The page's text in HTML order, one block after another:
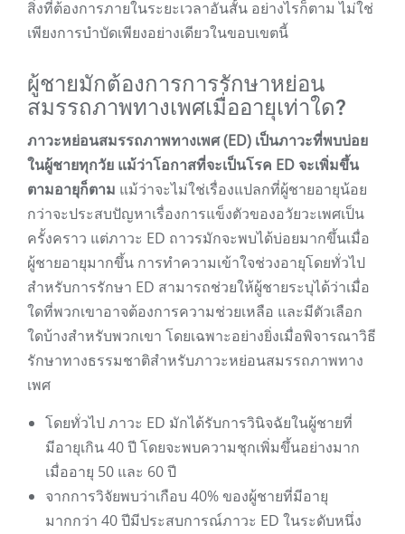
สิ่งที่ต้องการภายในระยะเวลาอันสั้น อย่างไรก็ตาม ไม่ใช่
เพียงการบำบัดเพียงอย่างเดียวในขอบเขตนี้
ผู้ชายมักต้องการการรักษาหย่อน
สมรรถภาพทางเพศเมื่ออายุเท่าใด?
ภาวะหย่อนสมรรถภาพทางเพศ (ED) เป็นภาวะที่พบบ่อย
ในผู้ชายทุกวัย แม้ว่าโอกาสที่จะเป็นโรค ED จะเพิ่มขึ้น
ตามอายุก็ตาม แม้ว่าจะไม่ใช่เรื่องแปลกที่ผู้ชายอายุน้อย
กว่าจะประสบปัญหาเรื่องการแข็งตัวของอวัยวะเพศเป็น
ครั้งคราว แต่ภาวะ ED ถาวรมักจะพบได้บ่อยมากขึ้นเมื่อ
ผู้ชายอายุมากขึ้น การทำความเข้าใจช่วงอายุโดยทั่วไป
สำหรับการรักษา ED สามารถช่วยให้ผู้ชายระบุได้ว่าเมื่อ
ใดที่พวกเขาอาจต้องการความช่วยเหลือ และมีตัวเลือก
ใดบ้างสำหรับพวกเขา โดยเฉพาะอย่างยิ่งเมื่อพิจารณาวิธี
รักษาทางธรรมชาติสำหรับภาวะหย่อนสมรรถภาพทาง
เพศ
โดยทั่วไป ภาวะ ED มักได้รับการวินิจฉัยในผู้ชายที่
มีอายุเกิน 40 ปี โดยจะพบความชุกเพิ่มขึ้นอย่างมาก
เมื่ออายุ 50 และ 60 ปี
จากการวิจัยพบว่าเกือบ 40% ของผู้ชายที่มีอายุ
มากกว่า 40 ปีมีประสบการณ์ภาวะ ED ในระดับหนึ่ง